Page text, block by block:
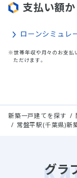
支払い額
ローンシミュレ
※世帯年収や月々のお支払
ただけます。
新築一戸建てを探す
常盤平駅(千葉県)新
グラ